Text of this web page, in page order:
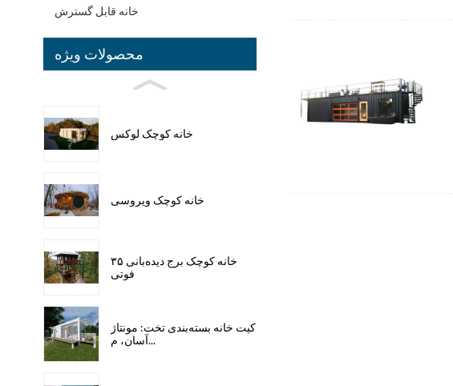
خانه قابل گسترش
محصولات ویژه
خانه کوچک لوکس
خانه کوچک ویروسی
خانه کوچک برج دیده‌بانی ۳۵
فوتی
کیت خانه بسته‌بندی تخت: مونتاژ
آسان، م...